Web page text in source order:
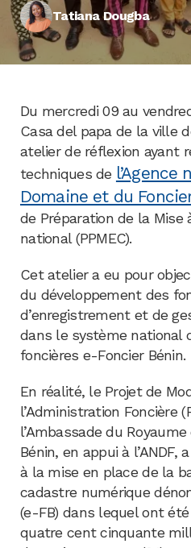
Tatiana Dougba
Du mercredi 09 au
Casa del papa de la ville
atelier de réflexion ayant
techniques de l’Agence
Domaine et du
de Préparation de la Mise
national (PPMEC).
Cet atelier a eu pour
du développement des
d’enregistrement et de
dans le système national
foncières e-Foncier Bénin.
En réalité, le Projet de
l’Administration Foncière
l’Ambassade du
Bénin, en appui à l’ANDF,
à la mise en place de la
cadastre numérique
(e-FB) dans lequel ont
quatre cent cinquante